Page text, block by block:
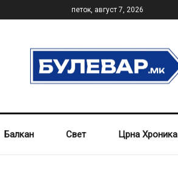
петок, август 7, 2026
Балкан Свет Црна Хроника